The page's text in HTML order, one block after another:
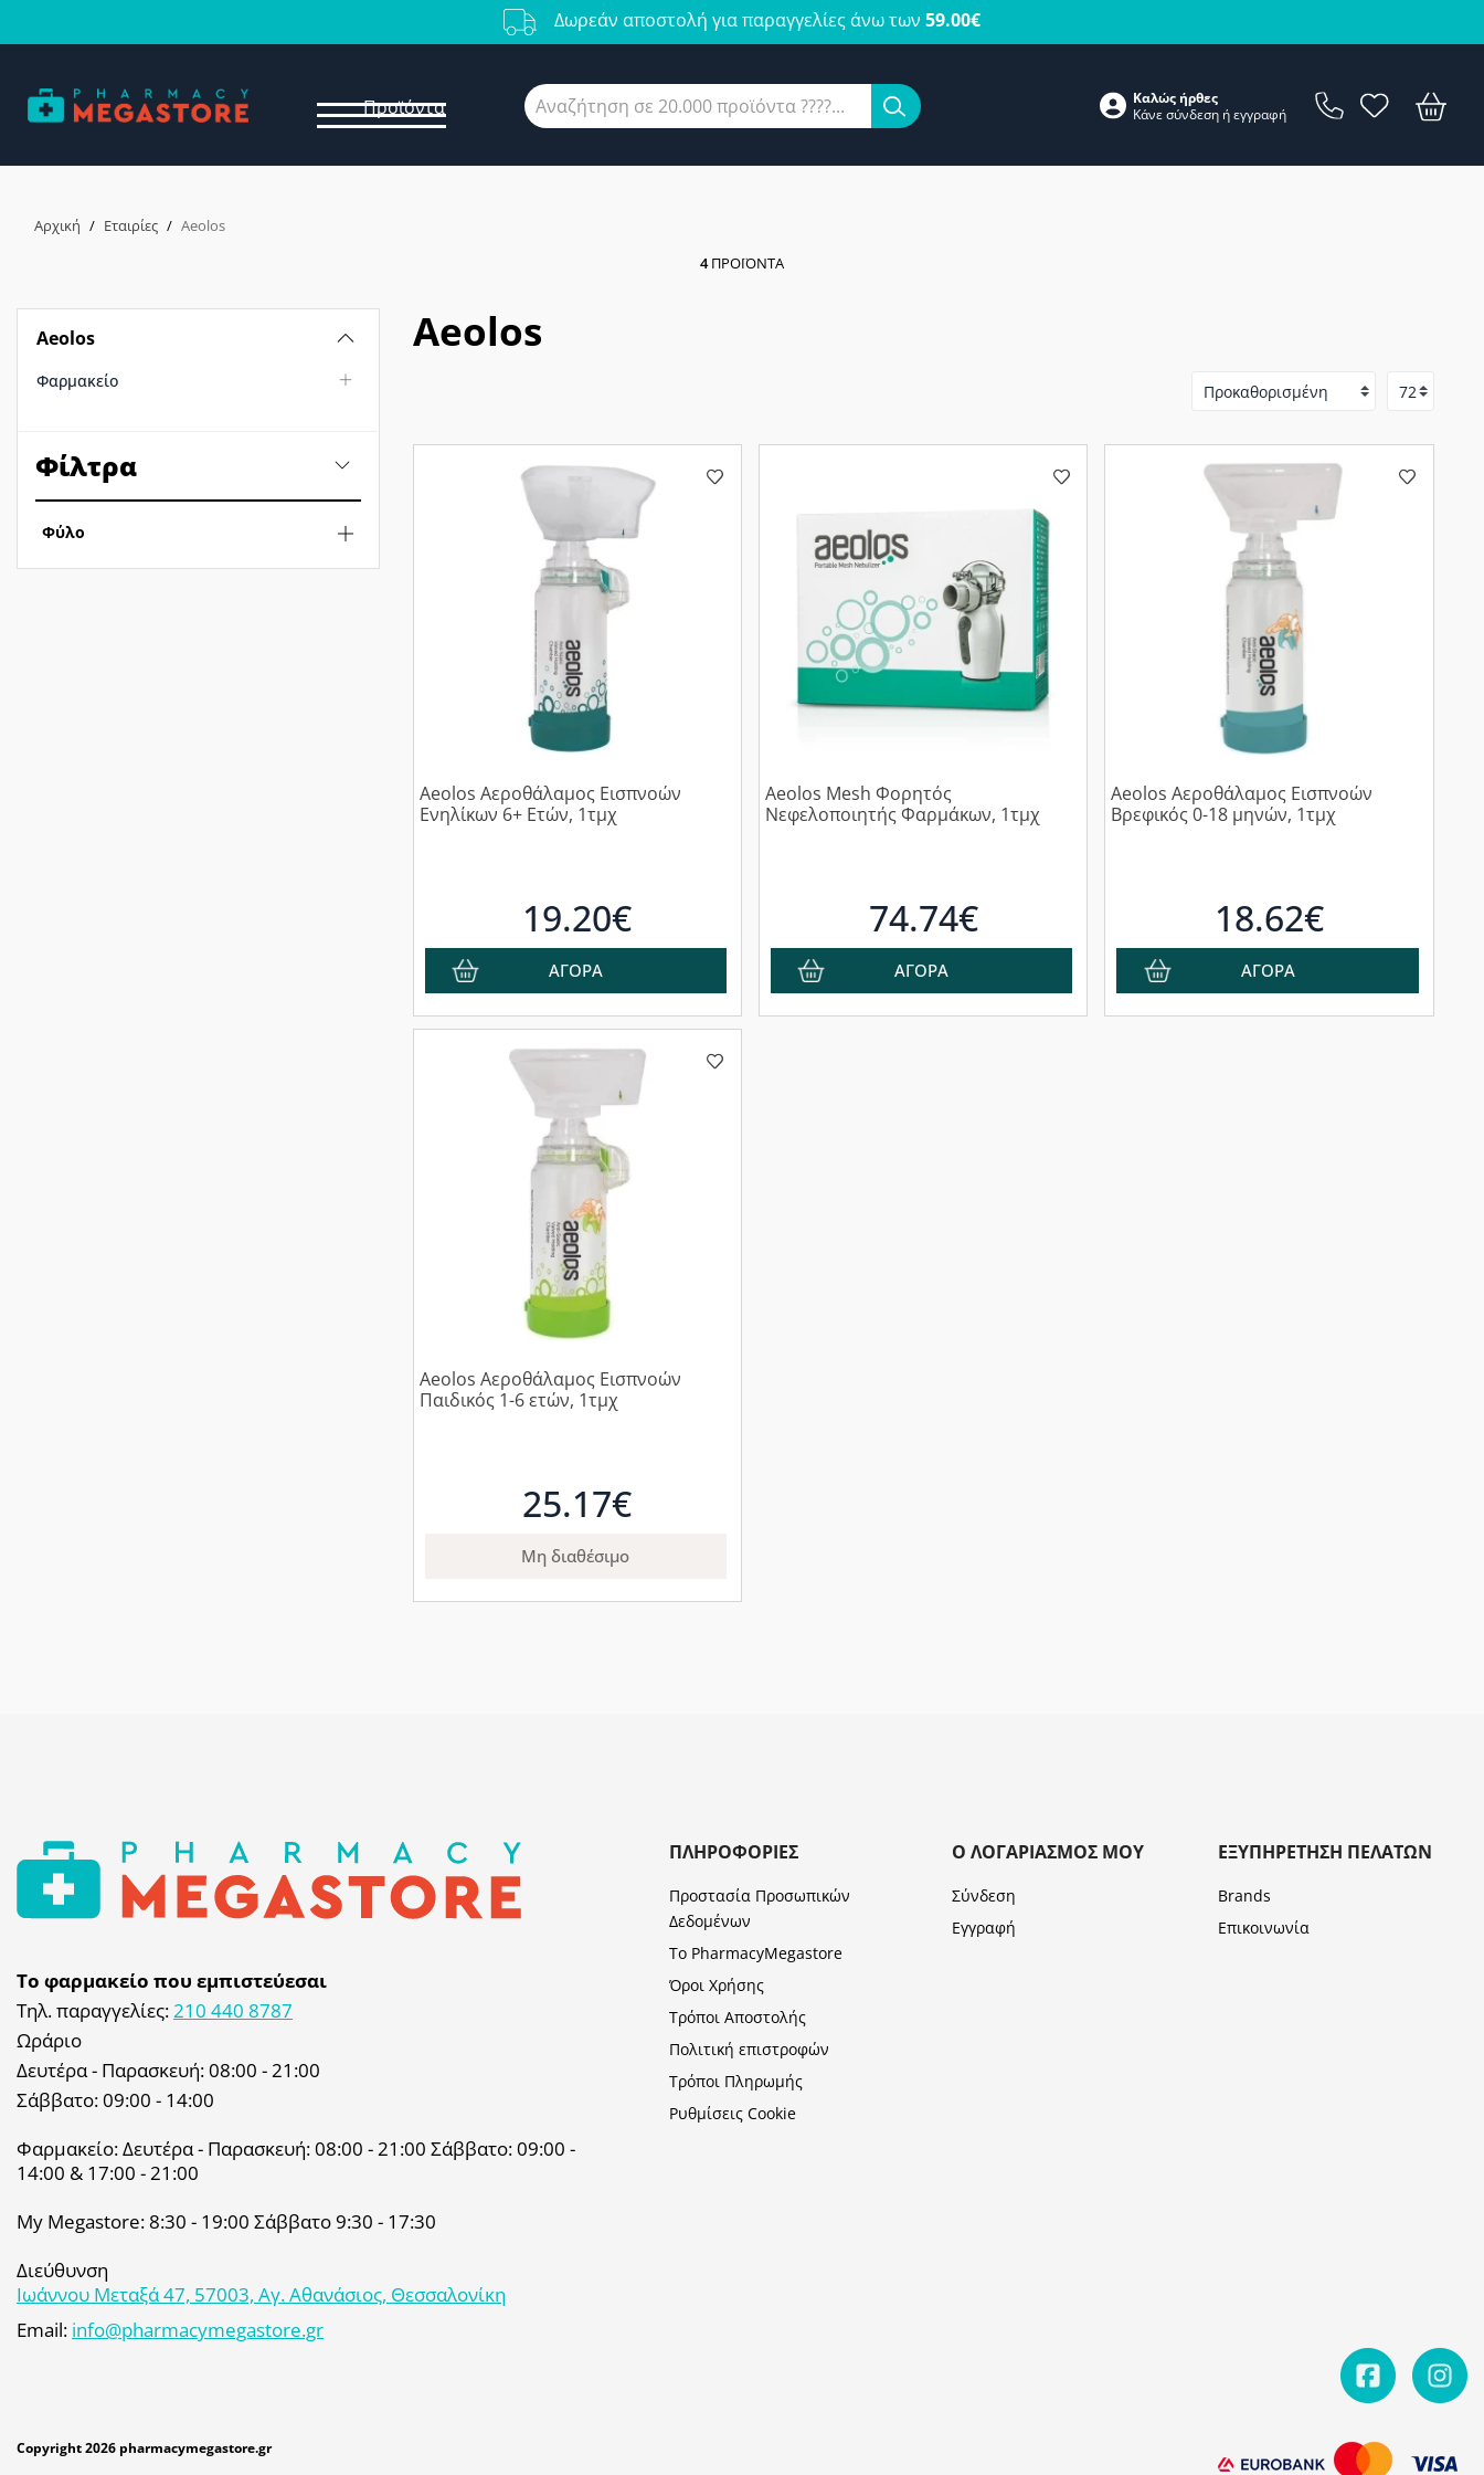
Δωρεάν αποστολή για παραγγελίες άνω των 59.00€
Προϊόντα
Καλώς ήρθες
Κάνεσύνδεση ήεγγραφή
Αρχική / Εταιρίες / Aeolos
4ΠΡΟΪΌΝΤΑ
Aeolos
Φαρμακείο
Φίλτρα
Φύλο
Aeolos
Aeolos Αεροθάλαμος Εισπνοών
Ενηλίκων 6+ Ετών, 1τμχ
19.20€
ΑΓΟΡΑ
Aeolos Mesh Φορητός
Νεφελοποιητής Φαρμάκων, 1τμχ
74.74€
ΑΓΟΡΑ
Aeolos Αεροθάλαμος Εισπνοών
Βρεφικός 0-18 μηνών, 1τμχ
18.62€
ΑΓΟΡΑ
Aeolos Αεροθάλαμος Εισπνοών
Παιδικός 1-6 ετών, 1τμχ
25.17€
Μη διαθέσιμο
Το φαρμακείο που εμπιστεύεσαι
Τηλ. παραγγελίες:210 440 8787
Ωράριο
Δευτέρα - Παρασκευή: 08:00 - 21:00
Σάββατο: 09:00 - 14:00
Φαρμακείο: Δευτέρα - Παρασκευή: 08:00 - 21:00 Σάββατο: 09:00 -
14:00 & 17:00 - 21:00
My Megastore: 8:30 - 19:00 Σάββατο 9:30 - 17:30
Διεύθυνση
Ιωάννου Μεταξά 47, 57003, Αγ. Αθανάσιος, Θεσσαλονίκη
Email: info@pharmacymegastore.gr
ΠΛΗΡΟΦΟΡΊΕΣ
Προστασία Προσωπικών
Δεδομένων
Το PharmacyMegastore
Όροι Χρήσης
Τρόποι Αποστολής
Πολιτική επιστροφών
Τρόποι Πληρωμής
Ρυθμίσεις Cookie
Ο ΛΟΓΑΡΙΑΣΜΌΣ ΜΟΥ
Σύνδεση
Εγγραφή
ΕΞΥΠΗΡΈΤΗΣΗ ΠΕΛΑΤΏΝ
Brands
Επικοινωνία
Copyright 2026 pharmacymegastore.gr